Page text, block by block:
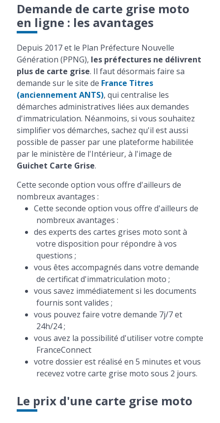
Demande de carte grise moto
en ligne : les avantages
Depuis 2017 et le Plan Préfecture Nouvelle
Génération (PPNG), les préfectures ne délivrent
plus de carte grise. Il faut désormais faire sa
demande sur le site de France Titres
(anciennement ANTS), qui centralise les
démarches administratives liées aux demandes
d'immatriculation. Néanmoins, si vous souhaitez
simplifier vos démarches, sachez qu'il est aussi
possible de passer par une plateforme habilitée
par le ministère de l'Intérieur, à l'image de
Guichet Carte Grise.
Cette seconde option vous offre d'ailleurs de
nombreux avantages :
Cette seconde option vous offre d'ailleurs de
nombreux avantages :
des experts des cartes grises moto sont à
votre disposition pour répondre à vos
questions ;
vous êtes accompagnés dans votre demande
de certificat d'immatriculation moto ;
vous savez immédiatement si les documents
fournis sont valides ;
vous pouvez faire votre demande 7j/7 et
24h/24 ;
vous avez la possibilité d'utiliser votre compte
FranceConnect
votre dossier est réalisé en 5 minutes et vous
recevez votre carte grise moto sous 2 jours.
Le prix d'une carte grise moto